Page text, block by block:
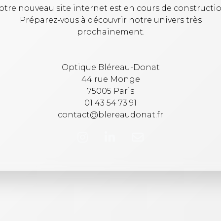
nouveau site internet est en cours de
Préparez-vous à découvrir notre univers très
prochainement.
Optique Bléreau-Donat
44 rue Monge
75005 Paris
01 43 54 73 91
contact@blereaudonat.fr